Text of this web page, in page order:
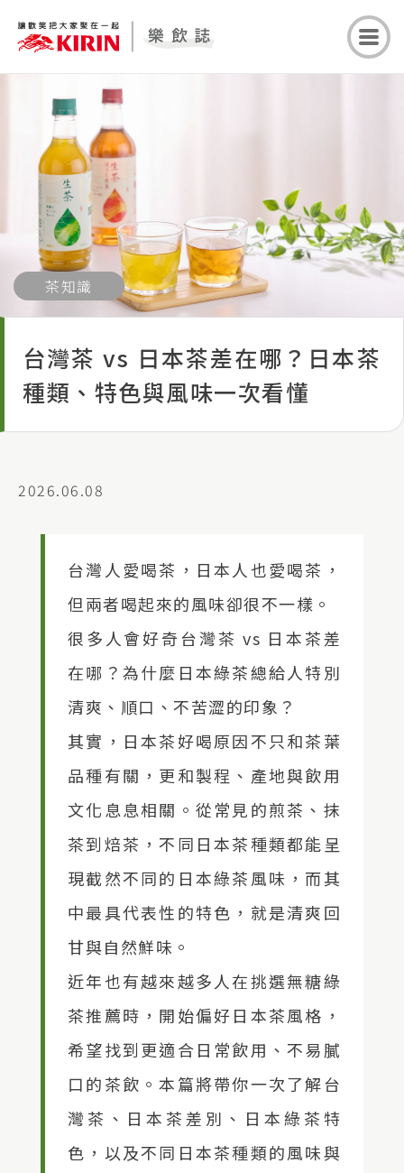
茶知識
台灣茶 vs 日本茶差在哪？日本茶
種類、特色與風味一次看懂
2026.06.08
台灣人愛喝茶，日本人也愛喝茶，
但兩者喝起來的風味卻很不一樣。
很多人會好奇台灣茶 vs 日本茶差
在哪？為什麼日本綠茶總給人特別
清爽、順口、不苦澀的印象？
其實，日本茶好喝原因不只和茶葉
品種有關，更和製程、產地與飲用
文化息息相關。從常見的煎茶、抹
茶到焙茶，不同日本茶種類都能呈
現截然不同的日本綠茶風味，而其
中最具代表性的特色，就是清爽回
甘與自然鮮味。
近年也有越來越多人在挑選無糖綠
茶推薦時，開始偏好日本茶風格，
希望找到更適合日常飲用、不易膩
口的茶飲。本篇將帶你一次了解台
灣茶、日本茶差別、日本綠茶特
色，以及不同日本茶種類的風味與